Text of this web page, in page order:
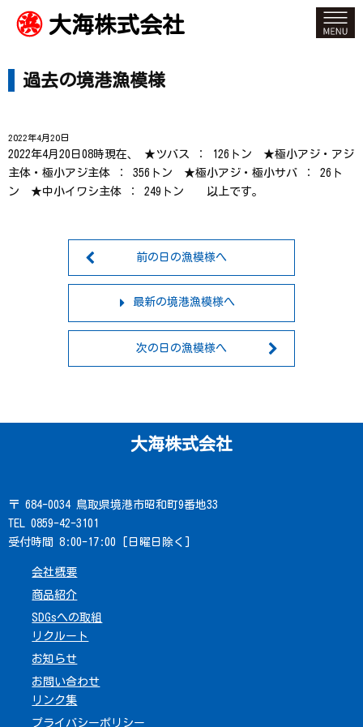
大海株式会社
過去の境港漁模様
2022年4月20日
2022年4月20日08時現在、 ★ツバス ： 126トン ★極小アジ・アジ
主体・極小アジ主体 ： 356トン ★極小アジ・極小サバ ： 26ト
ン ★中小イワシ主体 ： 249トン 以上です。
前の日の漁模様へ
最新の境港漁模様へ
次の日の漁模様へ
大海株式会社
〒 684-0034 鳥取県境港市昭和町9番地33
TEL 0859-42-3101
受付時間 8:00-17:00 [日曜日除く]
会社概要
商品紹介
SDGsへの取組
リクルート
お知らせ
お問い合わせ
リンク集
プライバシーポリシー